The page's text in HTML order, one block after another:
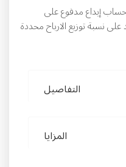
إيداع مدفوع على
بالاعتماد على نسبة توزيع الارباح محددة
التفاصيل
المزايا